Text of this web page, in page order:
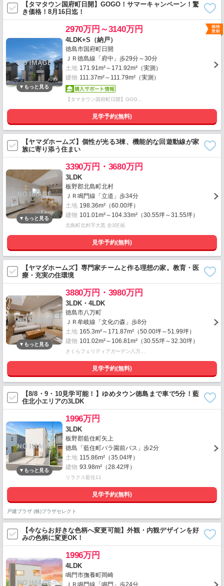
【タマタウン国府町日開】GOGO！サマーキャンペーン！驚
き価格！8月16日迄！
2970万円～3140万円
4LDK+S（納戸）
徳島市国府町日開
ＪＲ徳島線「府中」歩29分～30分
土地 171.91m²～171.92m²（実測）
建物 111.37m²～111.79m²（実測）
【タマタウン国府町日開】GOG…
見学予約(無料)
【ヤマダホームズ】個性が光る3棟、機能的な回遊動線が家
族に寄り添う住まい
3390万円・3680万円
3LDK
板野郡北島町北村
ＪＲ鳴門線「立道」歩34分
土地 198.36m²（60.00坪）
建物 101.01m²～104.33m²（30.55坪～31.55坪）
北島町北村字大黒 全3区画
見学予約(無料)
【ヤマダホームズ】専門家チームと作る理想の家。教育・医
療・充実の住環境
3880万円・3980万円
3LDK・4LDK
徳島市八万町
ＪＲ牟岐線「文化の森」歩8分
土地 165.3m²～171.87m²（50.00坪～51.99坪）
建物 101.02m²～106.81m²（30.55坪～32.30坪）
さくらフェリディアガーデン八万…
見学予約(無料)
【8/8・9・10見学可能！】ゆめタウン徳島まで車で5分！藍
住北小エリアの3LDK
1996万円
3LDK
板野郡藍住町矢上
徳島「藍住町バラ園前バス」歩2分
土地 115.86m²（35.04坪）
建物 93.98m²（28.42坪）
リラクス藍住11
見学予約(無料)
戸建プラザ (株)プラザセレクト
【今ならお好きな色柄へ変更可能】外観・内観デザインを好
みの色柄に変更OK！
1996万円
4LDK
鳴門市撫養町岡崎
ＪＲ鳴門線「鳴門」歩24分